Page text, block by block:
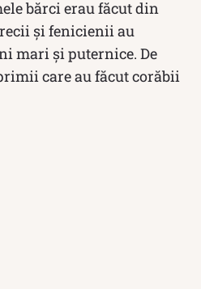
bărci erau făcut din
și fenicienii au
mari și puternice. De
care au făcut corăbii